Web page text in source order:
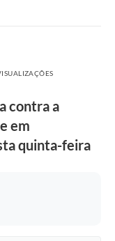
contra a
em
quinta-feira